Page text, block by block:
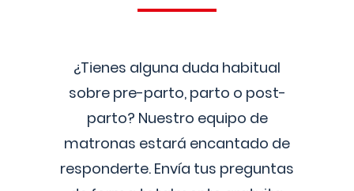
¿Tienes alguna duda habitual
sobre pre-parto, parto o post-
parto? Nuestro equipo de
matronas estará encantado de
responderte. Envía tus preguntas